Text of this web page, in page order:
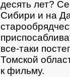
десять лет?
Сибири и на
все-таки
Томской
к фильму.